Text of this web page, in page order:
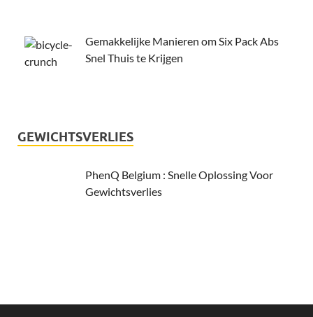
Gemakkelijke Manieren om Six Pack Abs
Snel Thuis te Krijgen
GEWICHTSVERLIES
PhenQ Belgium : Snelle Oplossing Voor
Gewichtsverlies